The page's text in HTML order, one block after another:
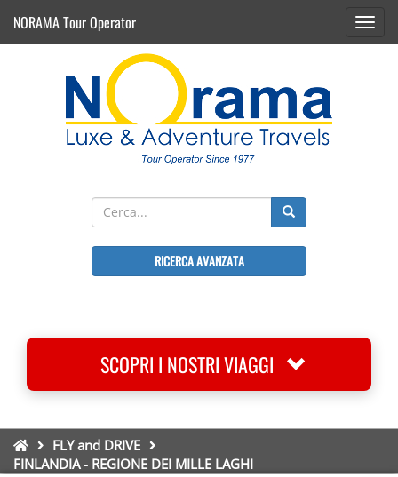
NORAMA Tour Operator
RICERCA AVANZATA
SCOPRI I NOSTRI VIAGGI
FLY and DRIVE
FINLANDIA - REGIONE DEI MILLE LAGHI